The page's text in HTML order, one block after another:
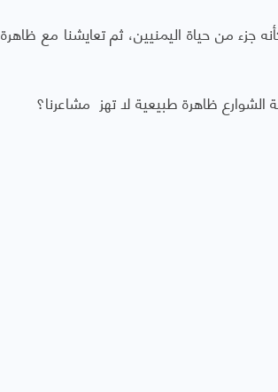
جزء من حياة اليمنيين، ثم تعايشنا مع ظاهرة
ظاهرة طبيعية لا تهز مشاعرنا؟